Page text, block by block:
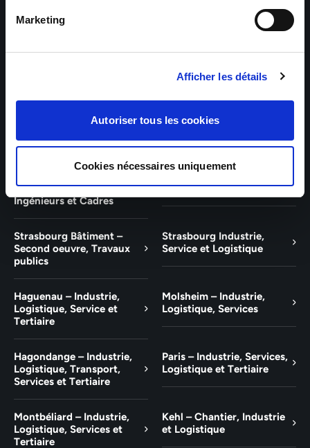
Marketing
Afficher les détails
Autoriser tous les cookies
Cookies nécessaires uniquement
Bâtiment et Tertiaire
Logistique, Bâtiment et
Guebwiller – Industrie,
Experts Paris – Tertiaire,
Cadres
Experts Strasbourg –
Illkirch-Graffenstaden
Experts Saint-Louis –
Tertiaire, Techniciens,
Ingénieurs et Cadres
Tertiaire, Techniciens,
Ingénieurs et Cadres
Saint-Louis – Industrie,
Logistique, Service
Strasbourg Bâtiment –
Second oeuvre, Travaux
publics
Strasbourg Industrie,
Service et Logistique
Haguenau – Industrie,
Logistique, Service et
Tertiaire
Molsheim – Industrie,
Logistique, Services
Hagondange – Industrie,
Logistique, Transport,
Services et Tertiaire
Paris – Industrie, Services,
Logistique et Tertiaire
Montbéliard – Industrie,
Logistique, Services et
Tertiaire
Kehl – Chantier, Industrie
et Logistique